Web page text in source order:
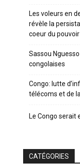
Les voleurs en
révèle la
coeur du pouvoir
Sassou
congolaises
Congo: lutte
télécoms et de
Le Congo serait
CATÉGORIES